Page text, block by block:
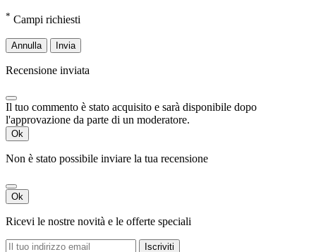
* Campi richiesti
Annulla Invia
Recensione inviata
Il tuo commento è stato acquisito e sarà disponibile dopo
l'approvazione da parte di un moderatore.
Ok
Non è stato possibile inviare la tua recensione
Ok
Ricevi le nostre novità e le offerte speciali